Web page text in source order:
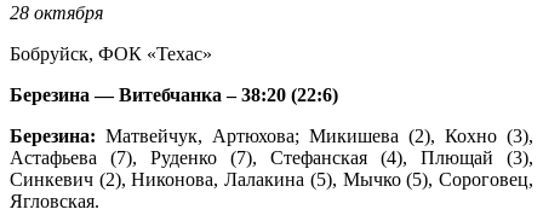
28 октября
Бобруйск, ФОК «Техас»
Березина — Витебчанка – 38:20 (22:6)
Березина: Матвейчук, Артюхова; Микишева (2), Кохно (3),
Астафьева (7), Руденко (7), Стефанская (4), Плющай (3),
Синкевич (2), Никонова, Лалакина (5), Мычко (5), Сороговец,
Ягловская.